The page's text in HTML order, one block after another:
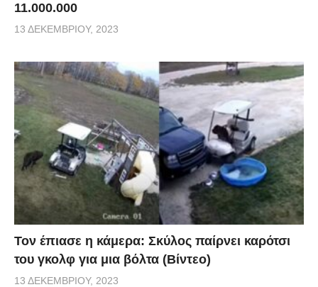
11.000.000
13 ΔΕΚΕΜΒΡΊΟΥ, 2023
Τον έπιασε η κάμερα: Σκύλος παίρνει καρότσι
του γκολφ για μια βόλτα (Βίντεο)
13 ΔΕΚΕΜΒΡΊΟΥ, 2023